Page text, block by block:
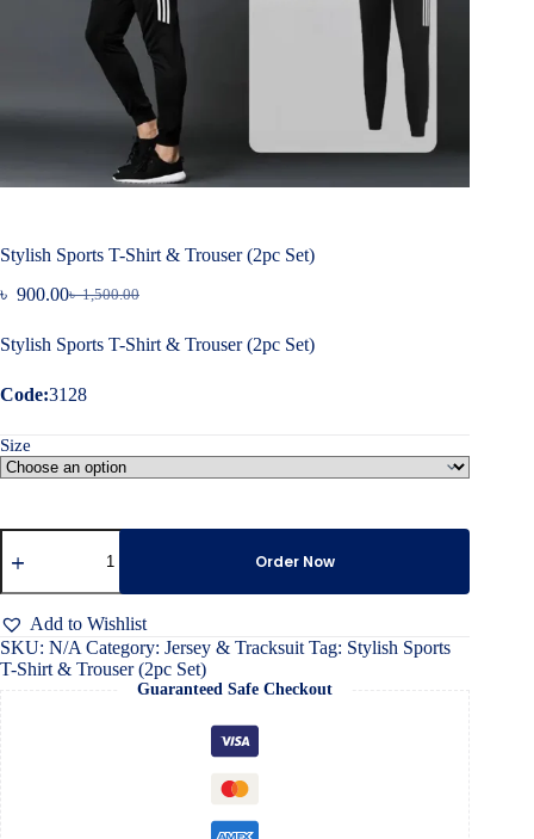
Stylish Sports T-Shirt & Trouser (2pc Set)
৳1,500.00
Original
was:
৳ 900.00Current
is:
Stylish Sports T-Shirt & Trouser (2pc Set)
Code:3128
Size
Stylish
Sports
Shirt
&
Trouser
(2pc
Set)
Order Now
Add to Wishlist
SKU: N/A Category: Jersey & Tracksuit Tag: Stylish Sports
T-Shirt & Trouser (2pc Set)
Guaranteed Safe Checkout